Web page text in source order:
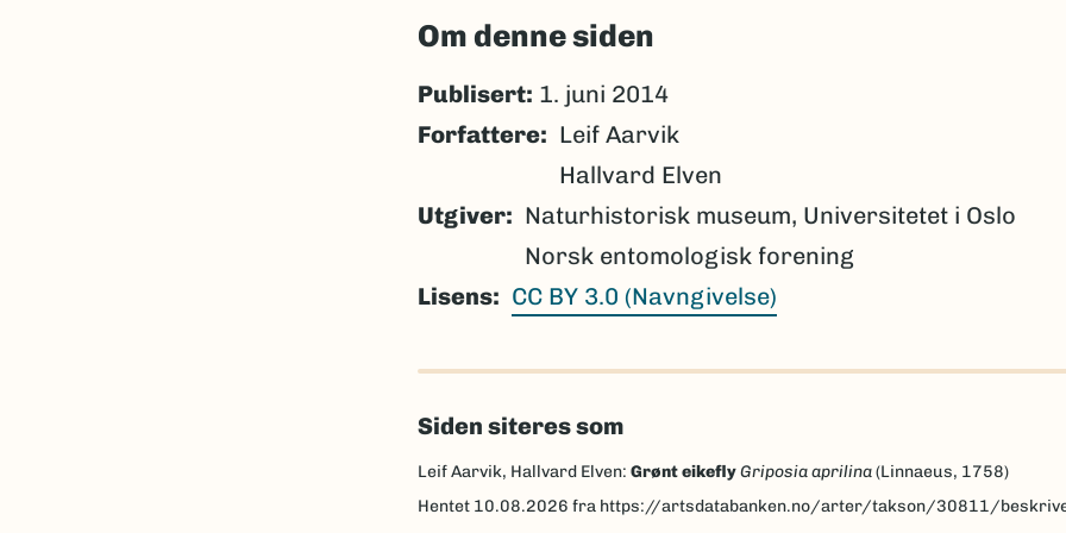
Om denne siden
Publisert: 1. juni 2014
Forfattere
Leif Aarvik
Hallvard Elven
Utgiver
Naturhistorisk museum, Universitetet i Oslo
Norsk entomologisk forening
Lisens
CC BY 3.0 (Navngivelse)
Siden siteres som
Leif Aarvik, Hallvard Elven: Grønt eikeflyGriposia aprilina(Linnaeus, 1758)
Hentet 10.08.2026 fra https://artsdatabanken.no/arter/takson/30811/